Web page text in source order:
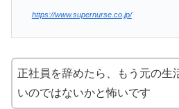
https://www.supernurse.co.jp/
正社員を辞めたら、もう元の生
いのではないかと怖いです